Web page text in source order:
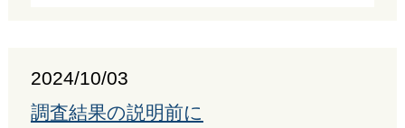
2024/10/03
調査結果の説明前に